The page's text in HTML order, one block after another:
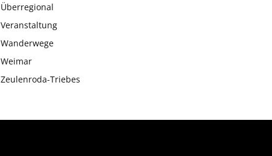
Überregional
Veranstaltung
Wanderwege
Weimar
Zeulenroda-Triebes